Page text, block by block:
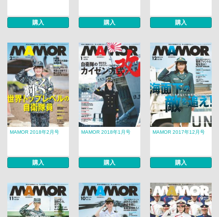
購入 購入 購入
MAMOR 2018年2月号
購入
MAMOR 2018年1月号
購入
MAMOR 2017年12月号
購入